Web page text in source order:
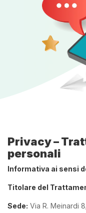
Privacy –
personali
Informativa ai sensi
Titolare del
Sede: Via R. Meinardi